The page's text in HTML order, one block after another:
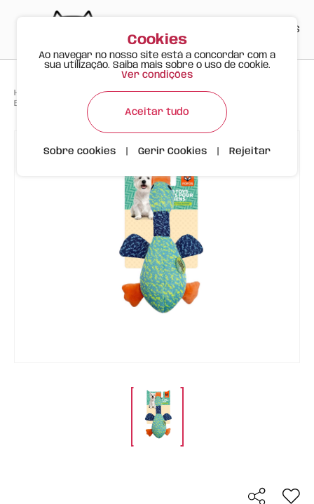
ES
Happy Meow Produtos > >
Brinquedo FlyKnit Pato Multicor para Cães
Cookies
Ao navegar no nosso site está a concordar com a
sua utilização. Saiba mais sobre o uso de cookie.
Ver condições
Aceitar tudo
Sobre cookies Gerir Cookies Rejeitar